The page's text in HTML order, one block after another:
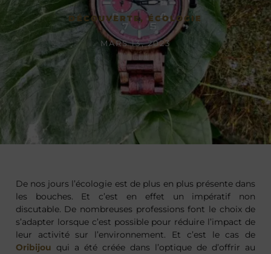
DÉCOUVERTE,ÉCOLOGIE
MARS 13, 2023
De nos jours l’écologie est de plus en plus présente dans
les bouches. Et c’est en effet un impératif non
discutable. De nombreuses professions font le choix de
s’adapter lorsque c’est possible pour réduire l’impact de
leur activité sur l’environnement. Et c’est le cas de
Oribijou qui a été créée dans l’optique de d’offrir au